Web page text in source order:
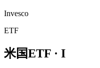
Invesco
ETF
米国ETF · I